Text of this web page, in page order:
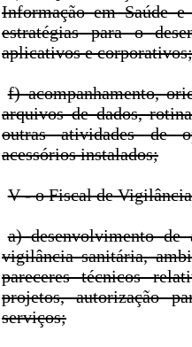
Informação em Saúde
estratégias para o
aplicativos e corporativos;
f) acompanhamento,
arquivos de dados,
outras atividades de
acessórios instalados;
V - o Fiscal de
a) desenvolvimento de
vigilância sanitária,
pareceres técnicos
projetos, autorização
serviços;